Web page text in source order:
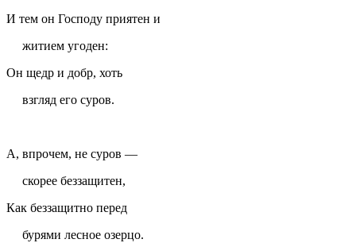
И тем он Господу приятен и
житием угоден:
Он щедр и добр, хоть
взгляд его суров.
А, впрочем, не суров —
скорее беззащитен,
Как беззащитно перед
бурями лесное озерцо.